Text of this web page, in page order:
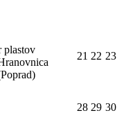
plastov
21 22 23
28 29 30